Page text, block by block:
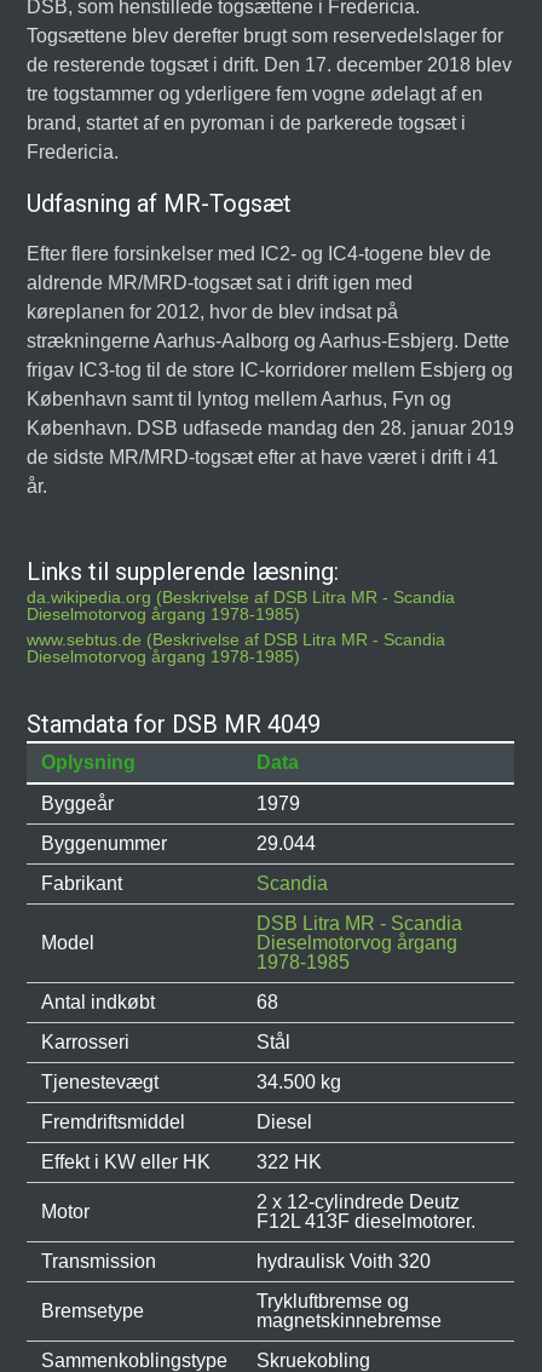
DSB, som henstillede togsættene i Fredericia.
Togsættene blev derefter brugt som reservedelslager for
de resterende togsæt i drift. Den 17. december 2018 blev
tre togstammer og yderligere fem vogne ødelagt af en
brand, startet af en pyroman i de parkerede togsæt i
Fredericia.
Udfasning af MR-Togsæt
Efter flere forsinkelser med IC2- og IC4-togene blev de
aldrende MR/MRD-togsæt sat i drift igen med
køreplanen for 2012, hvor de blev indsat på
strækningerne Aarhus-Aalborg og Aarhus-Esbjerg. Dette
frigav IC3-tog til de store IC-korridorer mellem Esbjerg og
København samt til lyntog mellem Aarhus, Fyn og
København. DSB udfasede mandag den 28. januar 2019
de sidste MR/MRD-togsæt efter at have været i drift i 41
år.
Links til supplerende læsning:
da.wikipedia.org (Beskrivelse af DSB Litra MR - Scandia
Dieselmotorvog årgang 1978-1985)
www.sebtus.de (Beskrivelse af DSB Litra MR - Scandia
Dieselmotorvog årgang 1978-1985)
Stamdata for DSB MR 4049
Oplysning
Data
Byggeår
1979
Byggenummer
29.044
Fabrikant
Scandia
Model
DSB Litra MR - Scandia
Dieselmotorvog årgang
1978-1985
Antal indkøbt
68
Karrosseri
Stål
Tjenestevægt
34.500 kg
Fremdriftsmiddel
Diesel
Effekt i KW eller HK
322 HK
Motor
2 x 12-cylindrede Deutz
F12L 413F dieselmotorer.
Transmission
hydraulisk Voith 320
Bremsetype
Trykluftbremse og
magnetskinnebremse
Sammenkoblingstype
Skruekobling